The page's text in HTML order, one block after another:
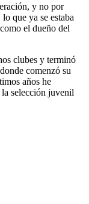
y no por
que ya se estaba
el dueño del
clubes y terminó
comenzó su
años he
la selección juvenil